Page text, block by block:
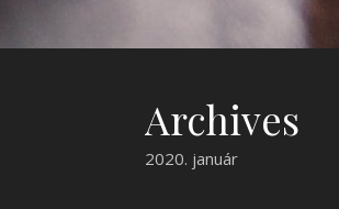
Archives
2020. január